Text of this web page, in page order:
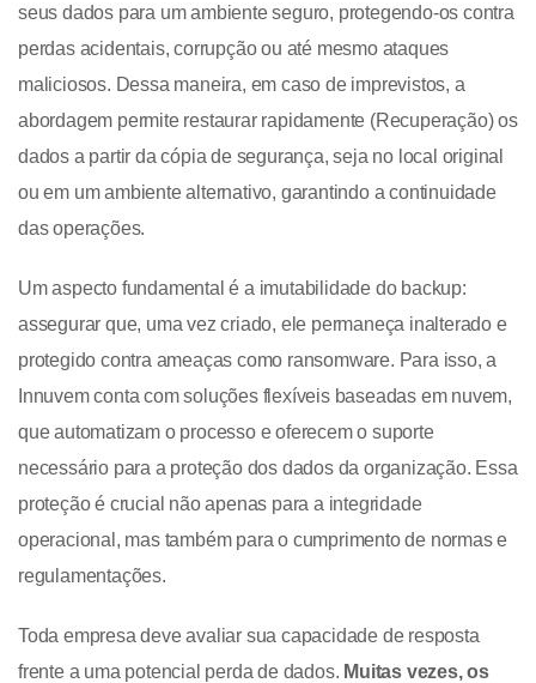
seus dados para um ambiente seguro, protegendo-os contra
perdas acidentais, corrupção ou até mesmo ataques
maliciosos. Dessa maneira, em caso de imprevistos, a
abordagem permite restaurar rapidamente (Recuperação) os
dados a partir da cópia de segurança, seja no local original
ou em um ambiente alternativo, garantindo a continuidade
das operações.
Um aspecto fundamental é a imutabilidade do backup:
assegurar que, uma vez criado, ele permaneça inalterado e
protegido contra ameaças como ransomware. Para isso, a
Innuvem conta com soluções flexíveis baseadas em nuvem,
que automatizam o processo e oferecem o suporte
necessário para a proteção dos dados da organização. Essa
proteção é crucial não apenas para a integridade
operacional, mas também para o cumprimento de normas e
regulamentações.
Toda empresa deve avaliar sua capacidade de resposta
frente a uma potencial perda de dados. Muitas vezes, os